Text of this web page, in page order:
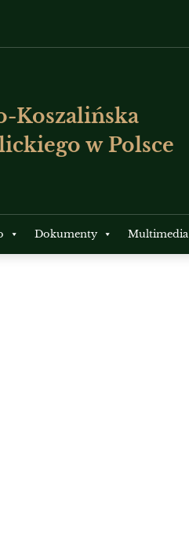
Koszalińska
w Polsce
Dokumenty Multimedia